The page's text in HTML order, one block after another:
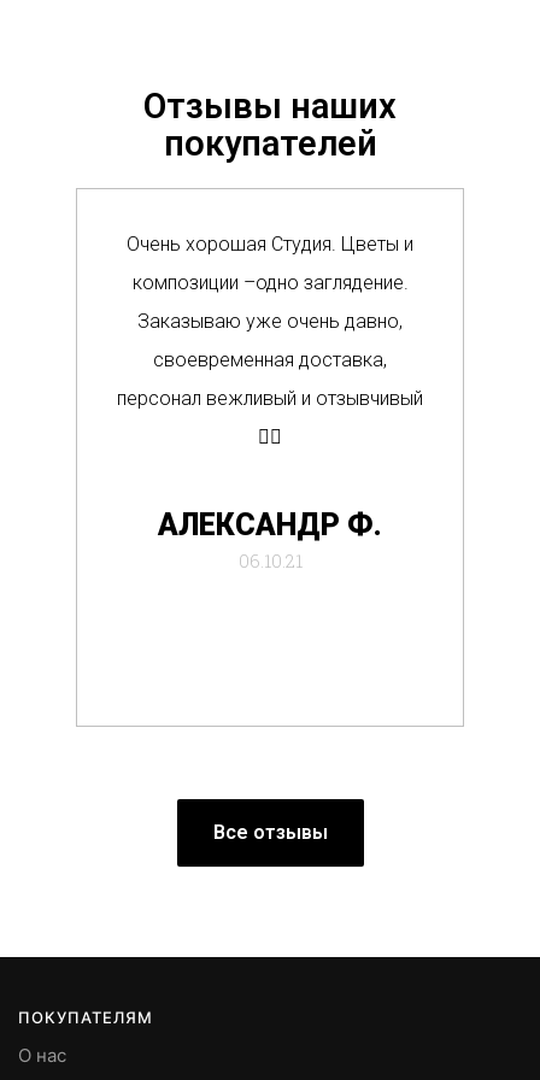
Отзывы наших
покупателей
Очень хорошая Студия. Цветы и
композиции –одно заглядение.
Заказываю уже очень давно,
своевременная доставка,
персонал вежливый и отзывчивый
👍🏼
АЛЕКСАНДР Ф.
06.10.21
Все отзывы
ПОКУПАТЕЛЯМ
О нас